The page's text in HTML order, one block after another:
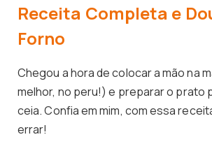
Receita Completa e
Forno
Chegou a hora de colocar a mão na
melhor, no peru!) e preparar o prato
ceia. Confia em mim, com essa
errar!